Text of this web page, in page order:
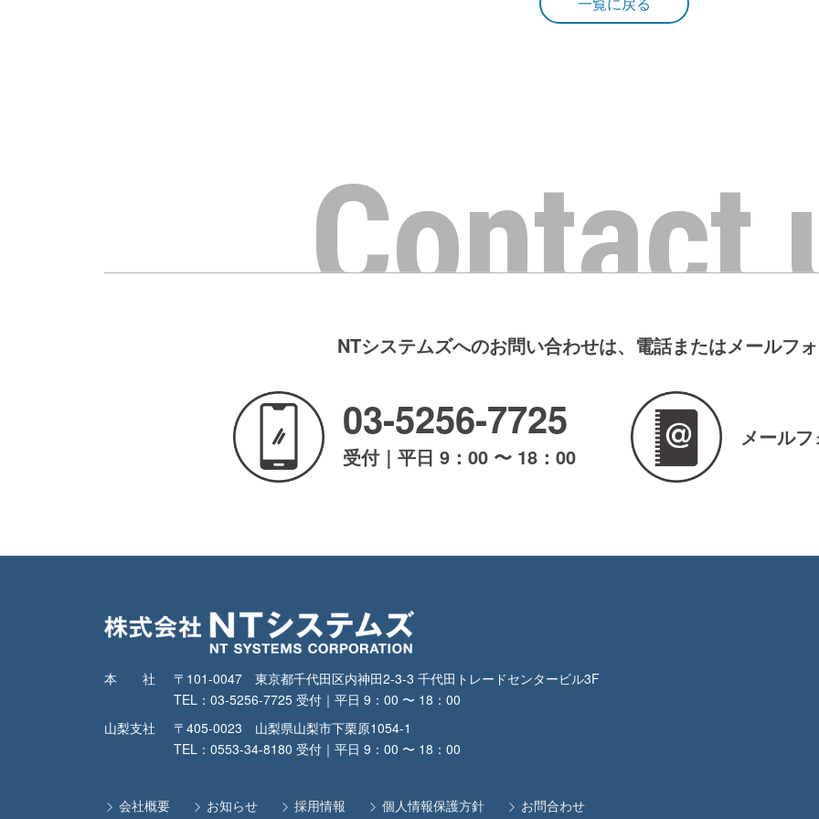
Contact
NTシステムズへのお問い合わせは、電話またはメールフ
03-5256-7725
受付｜平日 9：00 〜 18：00
メール
本社
〒101-0047 東京都千代田区内神田2-3-3 千代田トレードセンタービル3F
TEL：03-5256-7725 受付｜平日 9：00 〜 18：00
山梨支社
〒405-0023 山梨県山梨市下栗原1054-1
TEL：0553-34-8180 受付｜平日 9：00 〜 18：00
会社概要 お知らせ 採用情報 個人情報保護方針 お問合わせ